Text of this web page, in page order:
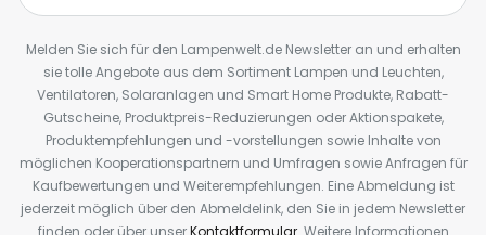
Melden Sie sich für den Lampenwelt.de Newsletter an und erhalten
sie tolle Angebote aus dem Sortiment Lampen und Leuchten,
Ventilatoren, Solaranlagen und Smart Home Produkte, Rabatt-
Gutscheine, Produktpreis-Reduzierungen oder Aktionspakete,
Produktempfehlungen und -vorstellungen sowie Inhalte von
möglichen Kooperationspartnern und Umfragen sowie Anfragen für
Kaufbewertungen und Weiterempfehlungen. Eine Abmeldung ist
jederzeit möglich über den Abmeldelink, den Sie in jedem Newsletter
finden oder über unserKontaktformular. Weitere Informationen